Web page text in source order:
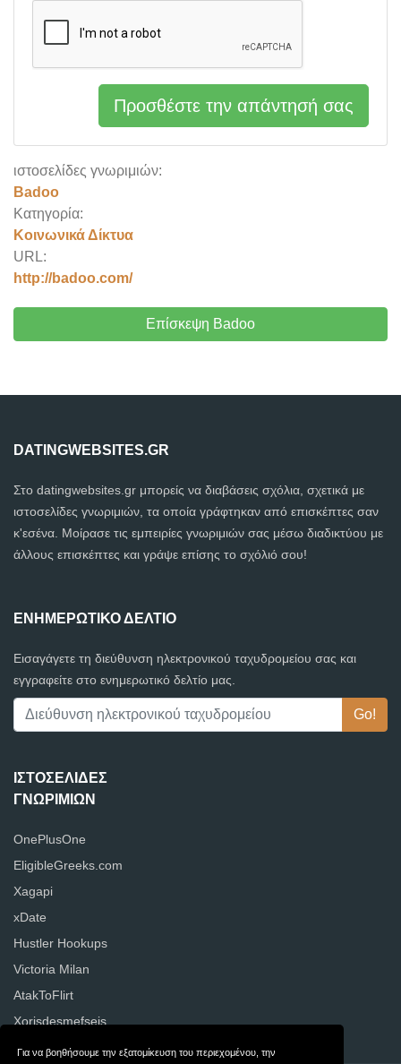
Για να βοηθήσουμε την εξατομίκευση του περιεχομένου, την
ιστοσελίδες γνωριμιών:
Badoo
Κατηγορία:
Κοινωνικά Δίκτυα
URL:
http://badoo.com/
Επίσκεψη Badoo
Προσθέστε την απάντησή σας
DATINGWEBSITES.GR
Στο datingwebsites.gr μπορείς να διαβάσεις σχόλια, σχετικά με
ιστοσελίδες γνωριμιών, τα οποία γράφτηκαν από επισκέπτες σαν
κ'εσένα. Μοίρασε τις εμπειρίες γνωριμιών σας μέσω διαδικτύου με
άλλους επισκέπτες και γράψε επίσης το σχόλιό σου!
ΕΝΗΜΕΡΩΤΙΚΌ ΔΕΛΤΊΟ
Εισαγάγετε τη διεύθυνση ηλεκτρονικού ταχυδρομείου σας και
εγγραφείτε στο ενημερωτικό δελτίο μας.
ΙΣΤΟΣΕΛΊΔΕΣ
ΓΝΩΡΙΜΙΏΝ
OnePlusOne
EligibleGreeks.com
Xagapi
xDate
Hustler Hookups
Victoria Milan
AtakToFlirt
Xorisdesmefseis